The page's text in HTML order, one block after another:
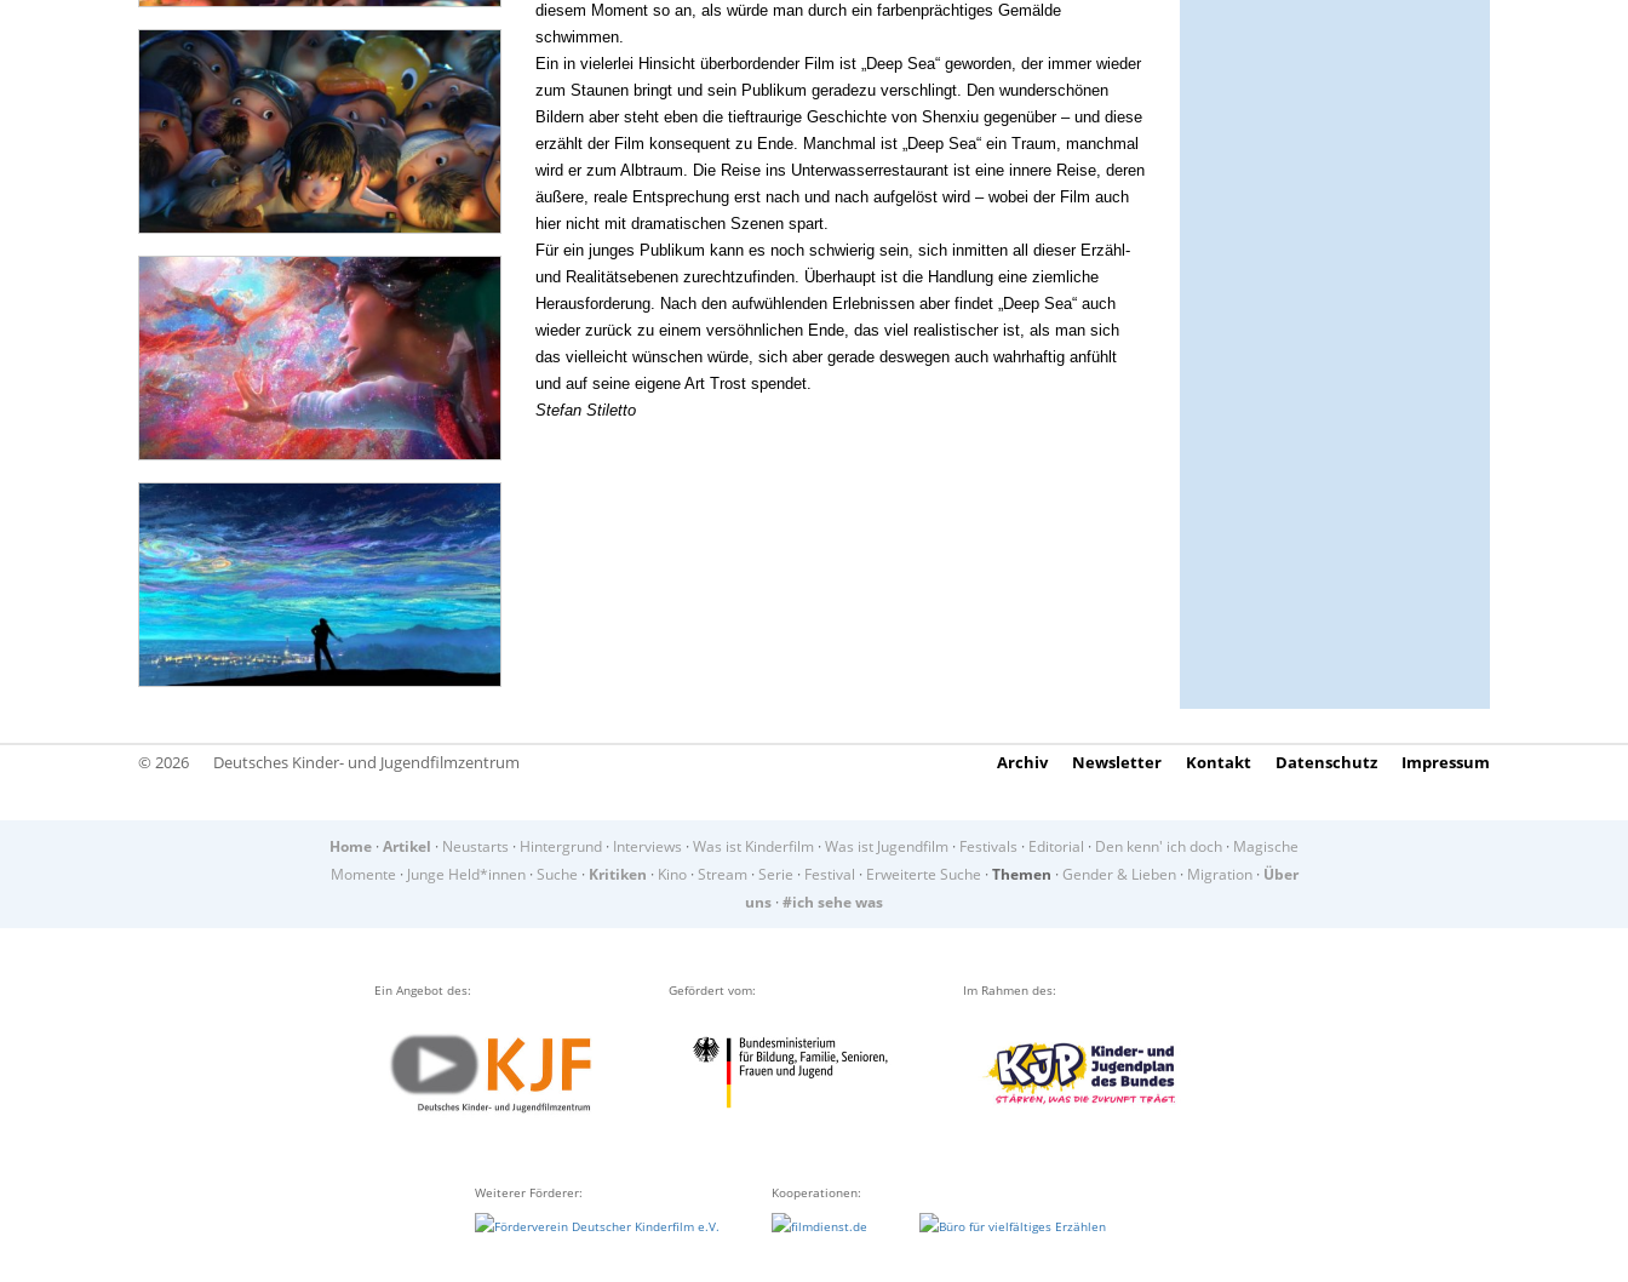
diesem Moment so an, als würde man durch ein farbenprächtiges Gemälde
schwimmen.
Ein in vielerlei Hinsicht überbordender Film ist „Deep Sea“ geworden, der immer wieder
zum Staunen bringt und sein Publikum geradezu verschlingt. Den wunderschönen
Bildern aber steht eben die tieftraurige Geschichte von Shenxiu gegenüber – und diese
erzählt der Film konsequent zu Ende. Manchmal ist „Deep Sea“ ein Traum, manchmal
wird er zum Albtraum. Die Reise ins Unterwasserrestaurant ist eine innere Reise, deren
äußere, reale Entsprechung erst nach und nach aufgelöst wird – wobei der Film auch
hier nicht mit dramatischen Szenen spart.
Für ein junges Publikum kann es noch schwierig sein, sich inmitten all dieser Erzähl-
und Realitätsebenen zurechtzufinden. Überhaupt ist die Handlung eine ziemliche
Herausforderung. Nach den aufwühlenden Erlebnissen aber findet „Deep Sea“ auch
wieder zurück zu einem versöhnlichen Ende, das viel realistischer ist, als man sich
das vielleicht wünschen würde, sich aber gerade deswegen auch wahrhaftig anfühlt
und auf seine eigene Art Trost spendet.
Stefan Stiletto
© 2026 Deutsches Kinder- und Jugendfilmzentrum Archiv Newsletter Kontakt Datenschutz Impressum
Home · Artikel · Neustarts · Hintergrund · Interviews · Was ist Kinderfilm · Was ist Jugendfilm · Festivals · Editorial · Den kenn' ich doch · Magische
Momente · Junge Held*innen· Suche · Kritiken · Kino· Stream · Serie · Festival · Erweiterte Suche · Themen · Gender & Lieben· Migration· Über
uns · #ich sehe was
Ein Angebot des: Gefördert vom: Im Rahmen des:
Weiterer Förderer: Kooperationen: